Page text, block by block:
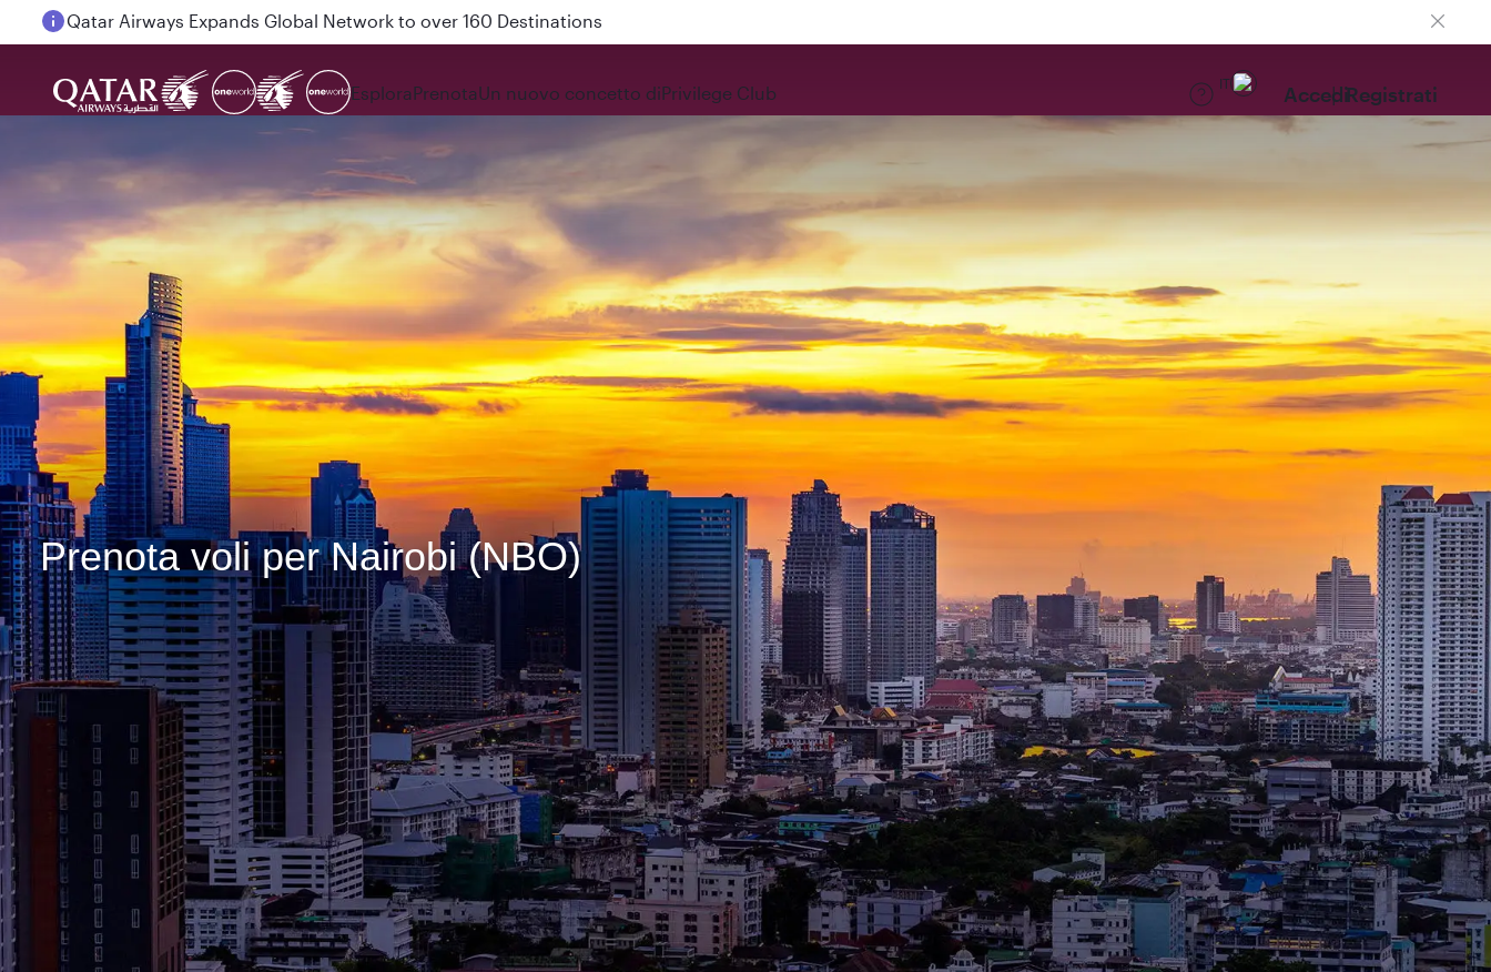
Passengers flying between Doha and Auckland on QR914 and QR915
EsploraPrenotaUn nuovo concetto diPrivilege Club IT AccediRegistrati
Prenota voli per Nairobi (NBO)